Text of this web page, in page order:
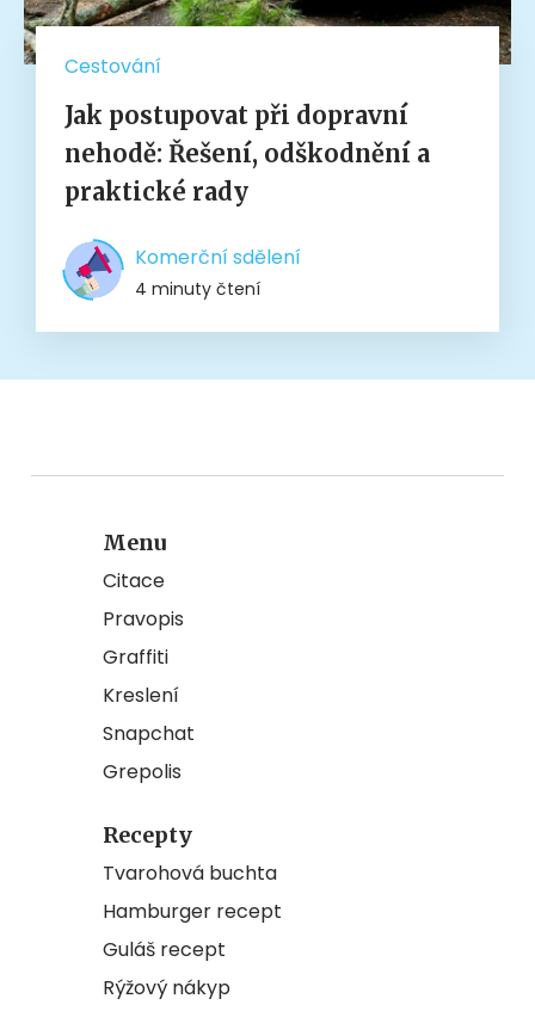
Cestování
Jak postupovat při dopravní
nehodě: Řešení, odškodnění a
praktické rady
Komerční sdělení
4 minuty čtení
Menu
Citace
Pravopis
Graffiti
Kreslení
Snapchat
Grepolis
Recepty
Tvarohová buchta
Hamburger recept
Guláš recept
Rýžový nákyp